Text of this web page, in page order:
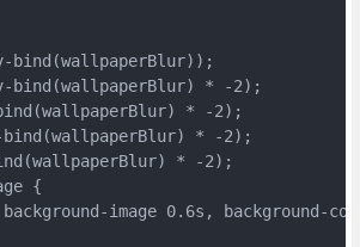
bind(wallpaperBlur));
bind(wallpaperBlur) * -2);
* -2);
* -2);
* -2);
{
image 0.6s, background-